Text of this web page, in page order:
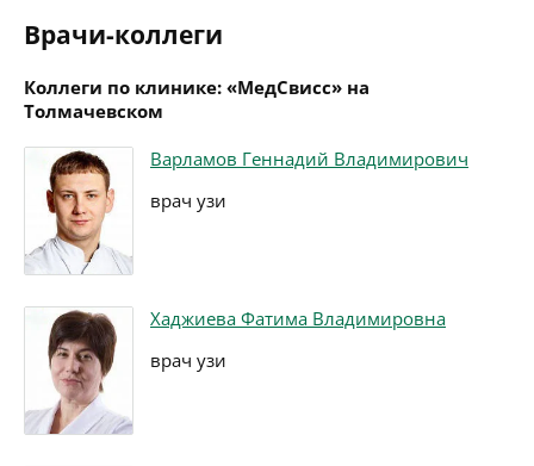
Врачи-коллеги
Коллеги по клинике: «МедСвисс» на
Толмачевском
Варламов Геннадий Владимирович
врач узи
Хаджиева Фатима Владимировна
врач узи